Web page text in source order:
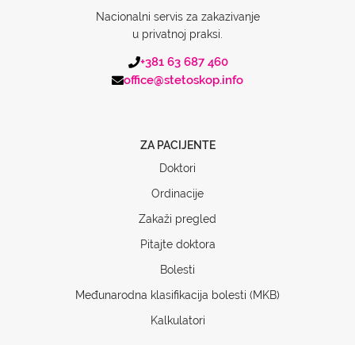
Nacionalni servis za zakazivanje
u privatnoj praksi.
+381 63 687 460
office@stetoskop.info
ZA PACIJENTE
Doktori
Ordinacije
Zakaži pregled
Pitajte doktora
Bolesti
Međunarodna klasifikacija bolesti (MKB)
Kalkulatori